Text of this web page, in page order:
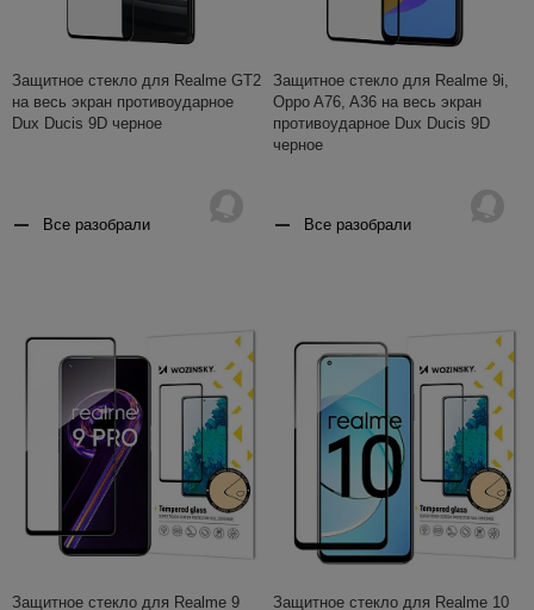
Защитное стекло для Realme GT2
на весь экран противоударное
Dux Ducis 9D черное
Все разобрали
Защитное стекло для Realme 9i,
Oppo A76, A36 на весь экран
противоударное Dux Ducis 9D
черное
Все разобрали
Защитное стекло для Realme 9 Защитное стекло для Realme 10